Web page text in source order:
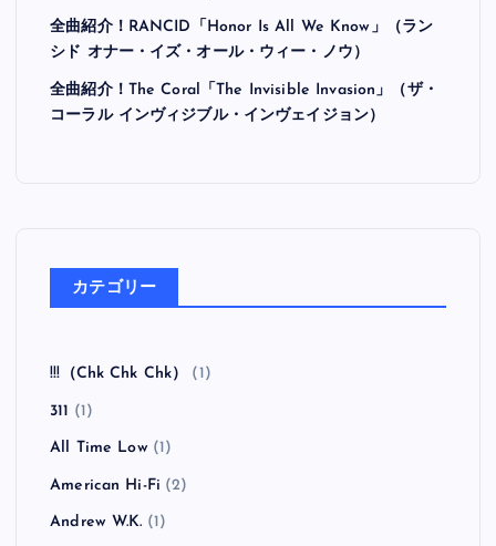
全曲紹介！RANCID「Honor Is All We Know」（ラン
シド オナー・イズ・オール・ウィー・ノウ）
全曲紹介！The Coral「The Invisible Invasion」（ザ・
コーラル インヴィジブル・インヴェイジョン）
カテゴリー
!!!（Chk Chk Chk） (1)
311 (1)
All Time Low(1)
American Hi-Fi (2)
Andrew W.K. (1)